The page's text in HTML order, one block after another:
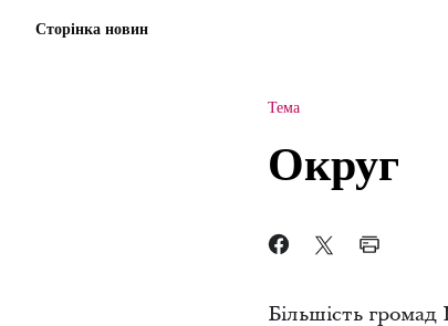
Сторінка новин
Тема
Округ
Більшість